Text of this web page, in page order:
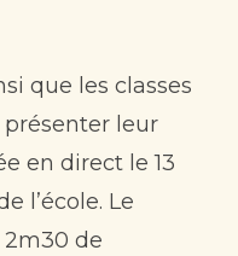
que les classes
leur
en direct le 13
l’école. Le
de